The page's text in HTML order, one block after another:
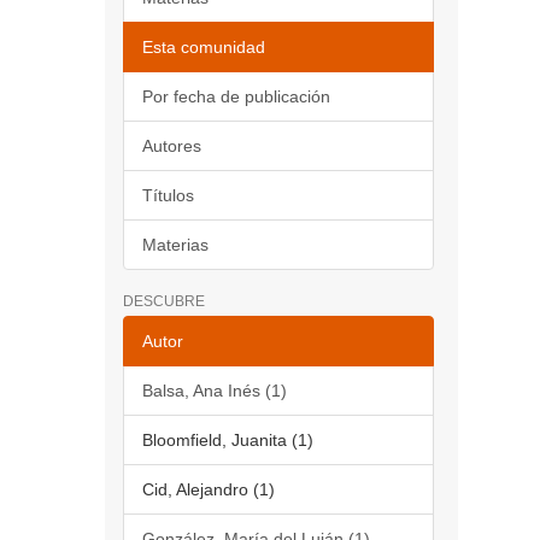
Esta comunidad
Por fecha de publicación
Autores
Títulos
Materias
DESCUBRE
Autor
Balsa, Ana Inés (1)
Bloomfield, Juanita (1)
Cid, Alejandro (1)